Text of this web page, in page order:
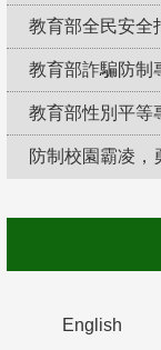
教育部全民安全
教育部詐騙防制
教育部性別平等
防制校園霸凌，
English